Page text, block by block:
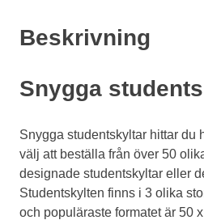
Beskrivning
Snygga
Snygga studentskyltar hittar du
välj att beställa från över 50
designade studentskyltar eller
Studentskylten finns i 3 olika
och populäraste formatet är 50